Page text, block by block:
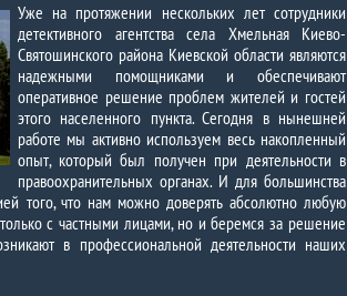
Уже на протяжении нескольких лет сотрудники
детективного агентства села Хмельная Киево-
Святошинского района Киевской области являются
надежными помощниками и обеспечивают
оперативное решение проблем жителей и гостей
этого населенного пункта. Сегодня в нынешней
работе мы активно используем весь накопленный
опыт, который был получен при деятельности в
правоохранительных органах. И для большинства
того, что нам можно доверять абсолютно любую
с частными лицами, но и беремся за решение
в профессиональной деятельности наших